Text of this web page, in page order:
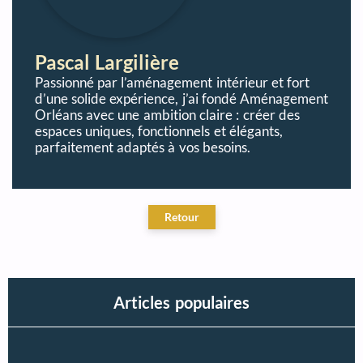
Pascal Largilière
Passionné par l’aménagement intérieur et fort
d’une solide expérience, j’ai fondé Aménagement
Orléans avec une ambition claire : créer des
espaces uniques, fonctionnels et élégants,
parfaitement adaptés à vos besoins.
Articles populaires